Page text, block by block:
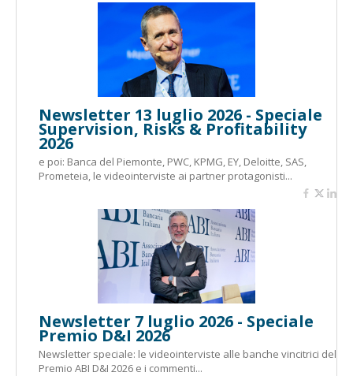
Newsletter 13 luglio 2026 - Speciale
Supervision, Risks & Profitability
2026
e poi: Banca del Piemonte, PWC, KPMG, EY, Deloitte, SAS,
Prometeia, le videointerviste ai partner protagonisti...
Newsletter 7 luglio 2026 - Speciale
Premio D&I 2026
Newsletter speciale: le videointerviste alle banche vincitrici del
Premio ABI D&I 2026 e i commenti...